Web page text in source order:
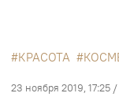
КРАСОТА
23 ноября 2019, 17:25 /